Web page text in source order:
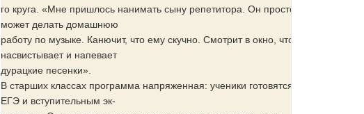
го круга. «Мне пришлось нанимать сыну репетитора. Он просто не
может делать домашнюю
работу по музыке. Канючит, что ему скучно. Смотрит в окно, что-то
насвистывает и напевает
дурацкие песенки».
В старших классах программа напряженная: ученики готовятся к
ЕГЭ и вступительным эк-